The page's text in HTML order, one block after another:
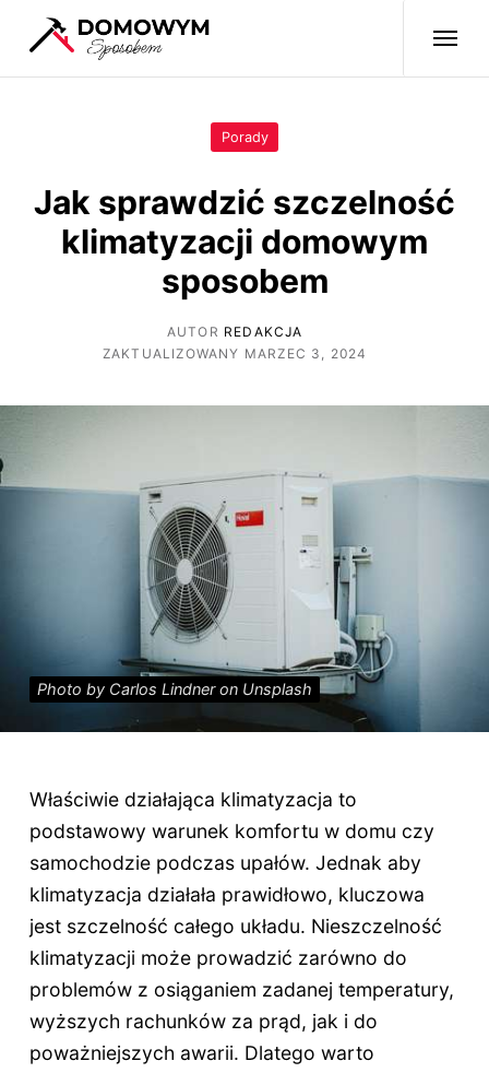
Porady
Jak sprawdzić szczelność
klimatyzacji domowym
sposobem
AUTOR REDAKCJA
ZAKTUALIZOWANY MARZEC 3, 2024
Photo by Carlos Lindner on Unsplash
Właściwie działająca klimatyzacja to
podstawowy warunek komfortu w domu czy
samochodzie podczas upałów. Jednak aby
klimatyzacja działała prawidłowo, kluczowa
jest szczelność całego układu. Nieszczelność
klimatyzacji może prowadzić zarówno do
problemów z osiąganiem zadanej temperatury,
wyższych rachunków za prąd, jak i do
poważniejszych awarii. Dlatego warto